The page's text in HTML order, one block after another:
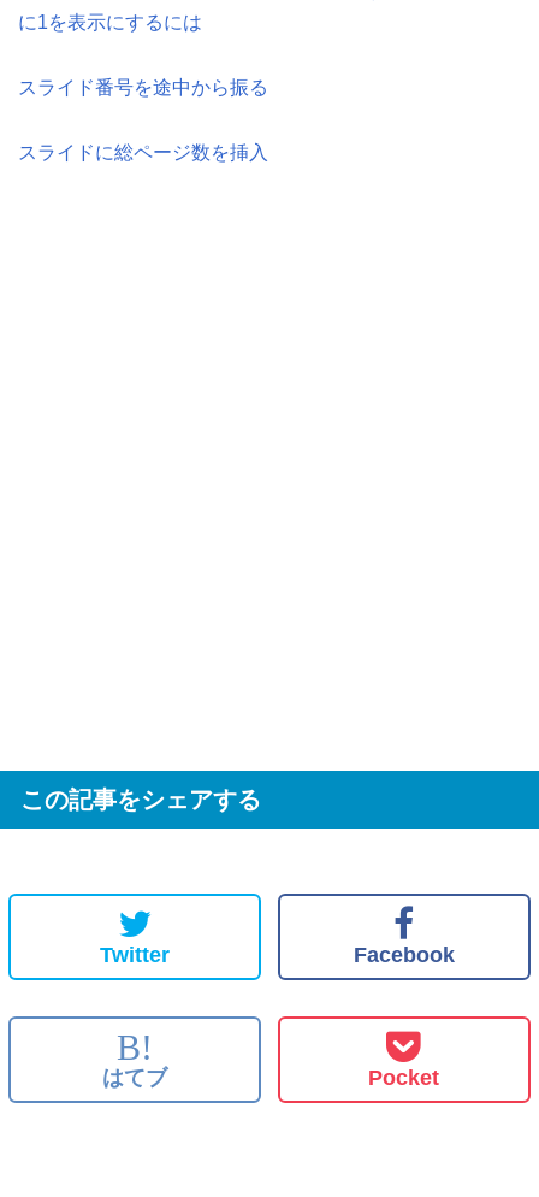
に1を表示にするには
スライド番号を途中から振る
スライドに総ページ数を挿入
この記事をシェアする
Twitter Facebook
B!
はてブ Pocket